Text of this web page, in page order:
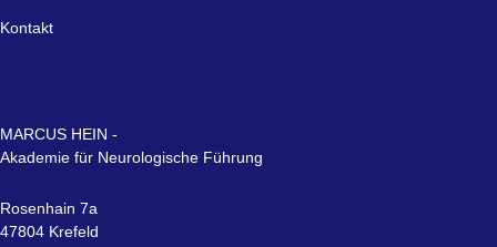
Kontakt
MARCUS HEIN -
Akademie für Neurologische Führung
Rosenhain 7a
47804 Krefeld